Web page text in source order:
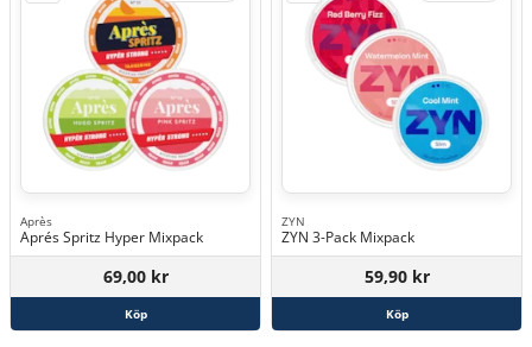
Après
Aprés Spritz Hyper Mixpack
69,00 kr
Köp
ZYN
ZYN 3-Pack Mixpack
59,90 kr
Köp